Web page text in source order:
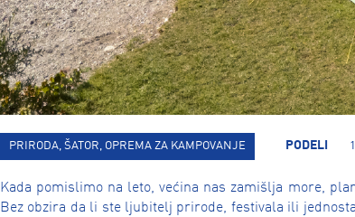
PRIRODA, ŠATOR, OPREMA ZA KAMPOVANJE PODELI
Kada pomislimo na leto, većina nas zamišlja more,
Bez obzira da li ste ljubitelj prirode, festivala ili